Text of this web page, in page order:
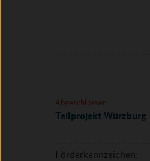
Abgeschlossen
Teilprojekt Würzburg
Förderkennzeichen: